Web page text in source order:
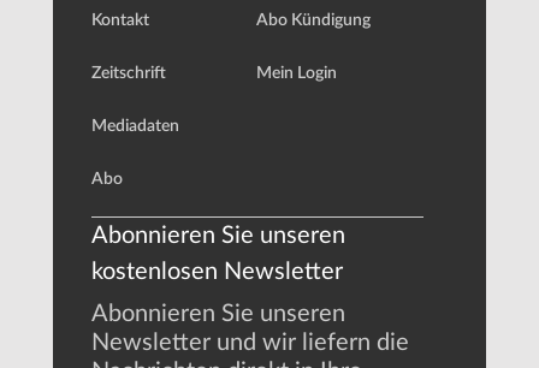
Kontakt
Zeitschrift
Mediadaten
Abo
Abo Kündigung
Mein Login
Abonnieren Sie unseren
kostenlosen Newsletter
Abonnieren Sie unseren
Newsletter und wir liefern die